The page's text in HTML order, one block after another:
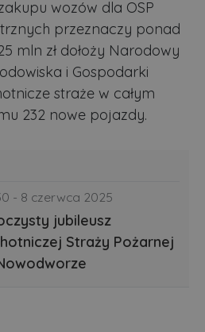
wozów dla OSP
przeznaczy ponad
mln zł dołoży Narodowy
i Gospodarki
straże w całym
232 nowe pojazdy.
- 8 czerwca 2025
jubileusz
Straży Pożarnej